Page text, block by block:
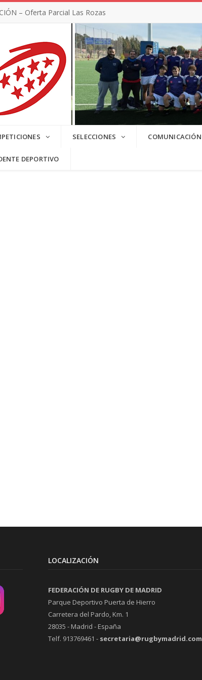
– Oferta Parcial Las Rozas
MASC 2025/2026
SELECCIONES COMUNICACIÓN
DEPORTIVO
LOCALIZACIÓN
FEDERACIÓN DE RUGBY DE MADRID
Parque Deportivo Puerta de Hierro
Carretera del Pardo, Km. 1
28035 - Madrid - España
Telf. 913769461 - secretaria@rugbymadrid.com